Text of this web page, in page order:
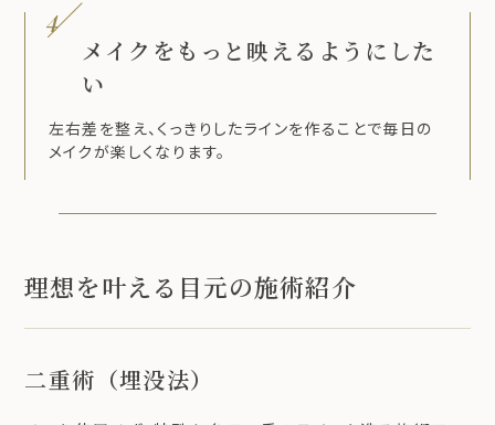
4
メイクをもっと映えるようにした
い
左右差を整え、くっきりしたラインを作ることで毎日の
メイクが楽しくなります。
理想を叶える目元の施術紹介
二重術（埋没法）